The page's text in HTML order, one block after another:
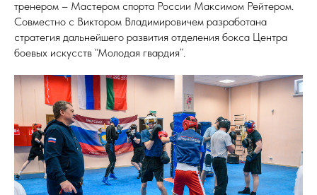
тренером – Мастером спорта России Максимом Рейтером.
Совместно с Виктором Владимировичем разработана
стратегия дальнейшего развития отделения бокса Центра
боевых искусств “Молодая гвардия”.